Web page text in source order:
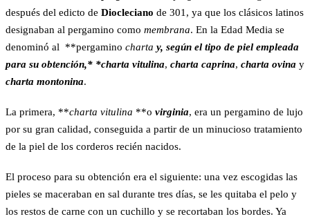
después del edicto de Diocleciano de 301, ya que los clásicos latinos
designaban al pergamino como membrana. En la Edad Media se
denominó al **pergamino charta y, según el tipo de piel empleada
para su obtención,* *charta vitulina, charta caprina, charta ovina y
charta montonina.
La primera, **charta vitulina **o virginia, era un pergamino de lujo
por su gran calidad, conseguida a partir de un minucioso tratamiento
de la piel de los corderos recién nacidos.
El proceso para su obtención era el siguiente: una vez escogidas las
pieles se maceraban en sal durante tres días, se les quitaba el pelo y
los restos de carne con un cuchillo y se recortaban los bordes. Ya